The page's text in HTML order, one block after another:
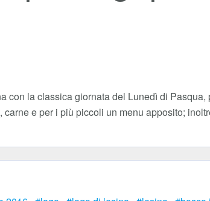
con la classica giornata del Lunedì di
e per i più piccoli un menu apposito;